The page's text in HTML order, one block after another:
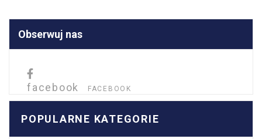
Obserwuj nas
facebook FACEBOOK
POPULARNE KATEGORIE